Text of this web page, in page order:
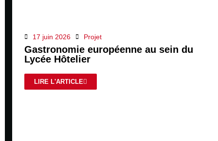
17 juin 2026 Projet
Gastronomie européenne au sein du
Lycée Hôtelier
LIRE L'ARTICLE